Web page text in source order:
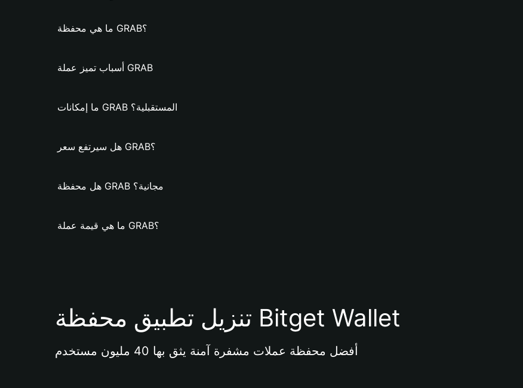
ما هي محفظة GRAB؟
أسباب تميز عملة GRAB
ما إمكانات GRAB المستقبلية؟
هل سيرتفع سعر GRAB؟
هل محفظة GRAB مجانية؟
ما هي قيمة عملة GRAB؟
تنزيل تطبيق محفظة Bitget Wallet
أفضل محفظة عملات مشفرة آمنة يثق بها 40 مليون مستخدم